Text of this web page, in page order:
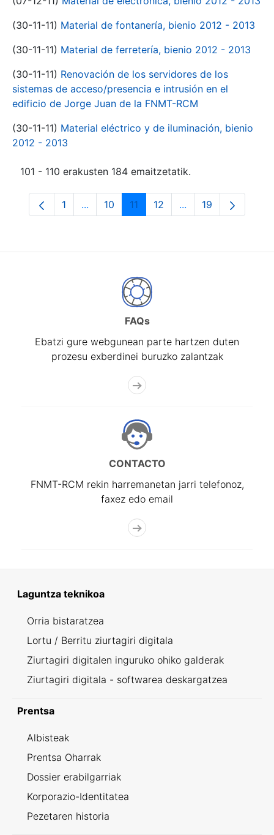
(30-11-11) Material de fontanería, bienio 2012 - 2013
(30-11-11) Material de ferretería, bienio 2012 - 2013
(30-11-11) Renovación de los servidores de los
sistemas de acceso/presencia e intrusión en el
edificio de Jorge Juan de la FNMT-RCM
(30-11-11) Material eléctrico y de iluminación, bienio
2012 - 2013
101 - 110 erakusten 184 emaitzetatik.
Orrialdea
1 ...Intermediate Pages Use TAB to navigate.
Orrialdea
10 Orrialdea
11 Orrialdea
12 ...Intermediate
Orrialdea
19
FAQs
Ebatzi gure webgunean parte hartzen duten
prozesu exberdinei buruzko zalantzak
CONTACTO
FNMT-RCM rekin harremanetan jarri telefonoz,
faxez edo email
Laguntza teknikoa
Orria bistaratzea
Lortu / Berritu ziurtagiri digitala
Ziurtagiri digitalen inguruko ohiko galderak
Ziurtagiri digitala - softwarea deskargatzea
Prentsa
Albisteak
Prentsa Oharrak
Dossier erabilgarriak
Korporazio-Identitatea
Pezetaren historia